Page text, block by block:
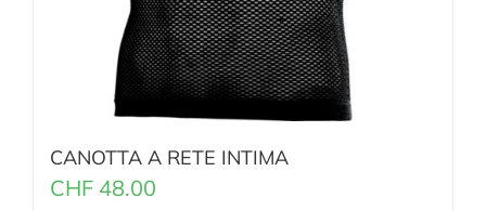
CANOTTA A RETE INTIMA
CHF 48.00